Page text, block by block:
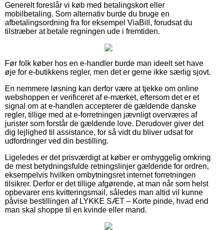
Generelt foreslår vi køb med betalingskort eller
mobilbetaling. Som alternativ burde du bruge en
afbetalingsordning fra for eksempel ViaBill, forudsat du
tilstræber at betale regningen ude i fremtiden.
Før folk køber hos en e-handler burde man ideelt set have
øje for e-butikkens regler, men det er gerne ikke særlig sjovt.
En nemmere løsning kan derfor være at tjekke om online
webshoppen er verificeret af e-mærket, eftersom det er et
signal om at e-handlen accepterer de gældende danske
regler, tillige med at e-forretningen jævnligt overværes af
jurister som forstår de gældende love. Derudover giver det
dig lejlighed til assistance, for så vidt du bliver udsat for
udfordringer ved din bestilling.
Ligeledes er det prisværdigt at køber er omhyggelig omkring
de mest betydningsfulde retningslinjer gældende for ordren,
eksempelvis hvilken ombytningsret internet forretningen
tilsikrer. Derfor er det tillige afgørende, at man når som helst
opbevarer ens kvitteringsmail, således man altid vil kunne
påvise bestillingen af LYKKE SÆT – Korte pinde, hvad end
man skal shoppe til en kvinde eller mand.